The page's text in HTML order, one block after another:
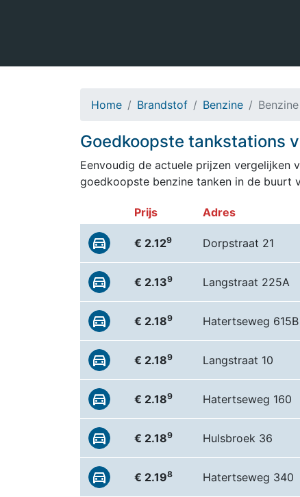
Home Brandstof Benzine
Goedkoopste tankstations
Eenvoudig de actuele prijzen vergelijken
goedkoopste benzine tanken in de buurt
Prijs Adres
€ 2.129 Dorpstraat 21
€ 2.139 Langstraat 225A
€ 2.189 Hatertseweg 615B
€ 2.189 Langstraat 10
€ 2.189 Hatertseweg 160
€ 2.189 Hulsbroek 36
€ 2.198 Hatertseweg 340